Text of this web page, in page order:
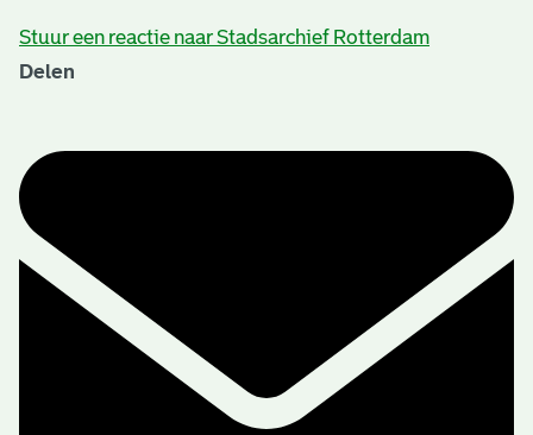
Stuur een reactie naar Stadsarchief Rotterdam
Delen